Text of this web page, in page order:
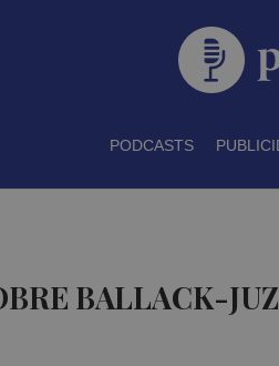
PODCASTS
BALLACK-